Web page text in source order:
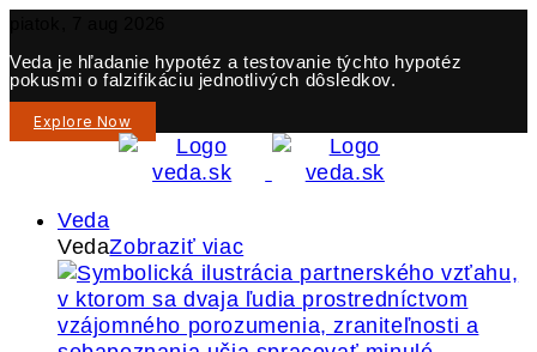
Veda je hľadanie hypotéz a testovanie týchto hypotéz
pokusmi o falzifikáciu jednotlivých dôsledkov.
Explore Now
Veda
VedaZobraziť viac